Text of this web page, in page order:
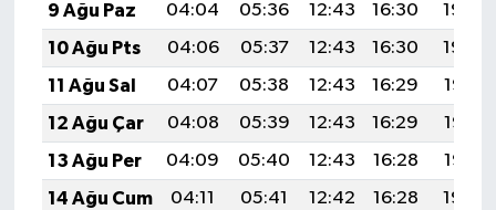
9 Ağu Paz
04:04 05:36 12:43 16:30
19:40
10 Ağu Pts
04:06 05:37 12:43 16:30
19:39
11 Ağu Sal
04:07 05:38 12:43 16:29
19:38
12 Ağu Çar
04:08 05:39 12:43 16:29
19:37
13 Ağu Per
04:09 05:40 12:43 16:28
19:35
14 Ağu Cum
04:11 05:41 12:42 16:28
19:34